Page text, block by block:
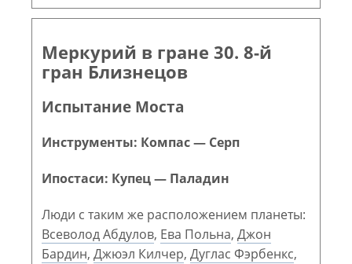
Меркурий в гране 30. 8-й
гран Близнецов
Испытание Моста
Инструменты: Компас — Серп
Ипостаси: Купец — Паладин
Люди с таким же расположением планеты:
Всеволод Абдулов, Ева Польна, Джон
Бардин, Джюэл Килчер, Дуглас Фэрбенкс,